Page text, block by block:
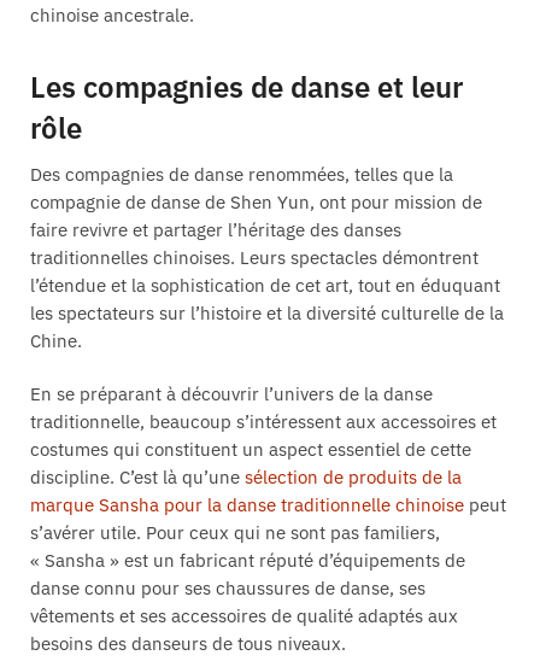
chinoise ancestrale.
Les compagnies de danse et leur
rôle
Des compagnies de danse renommées, telles que la
compagnie de danse de Shen Yun, ont pour mission de
faire revivre et partager l’héritage des danses
traditionnelles chinoises. Leurs spectacles démontrent
l’étendue et la sophistication de cet art, tout en éduquant
les spectateurs sur l’histoire et la diversité culturelle de la
Chine.
En se préparant à découvrir l’univers de la danse
traditionnelle, beaucoup s’intéressent aux accessoires et
costumes qui constituent un aspect essentiel de cette
discipline. C’est là qu’une sélection de produits de la
marque Sansha pour la danse traditionnelle chinoise peut
s’avérer utile. Pour ceux qui ne sont pas familiers,
« Sansha » est un fabricant réputé d’équipements de
danse connu pour ses chaussures de danse, ses
vêtements et ses accessoires de qualité adaptés aux
besoins des danseurs de tous niveaux.